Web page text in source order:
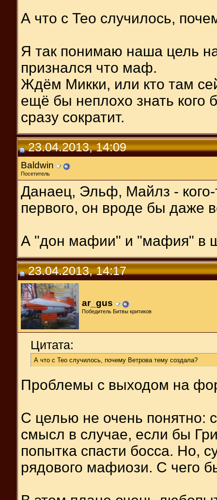
А что с Тео случилось,
Я так понимаю наша цель
признался что маф.
Ждём Микки, или кто там
ещё бы неплохо знать кого
сразу сократит.
23.04.2013, 14:09
Baldwin
Посетитель
Данаец, Эльф, Майлз -
первого, он вроде бы даже
А "дон мафии" и "мафия" в
23.04.2013, 14:17
ar_gus
Победитель Битвы критиков
Цитата:
А что с Тео случилось, почему Ветрова тему создала?
Проблемы с выходом на
С целью не очень понятно:
смысл в случае, если бы
попытка спасти босса. Но,
рядового мафиози. С чего